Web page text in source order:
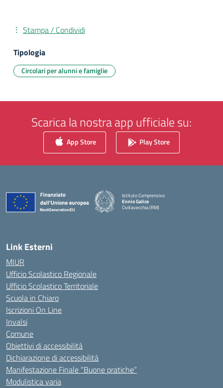
Stampa / Condividi
Tipologia
Circolari per alunni e famiglie
Scarica la nostra app ufficiale su:
App Store Play Store
Istituto Comprensivo
Ennio Galice
Civitavecchia (RM)
Link Esterni
MIUR
Ufficio Scolastico Regionale
Ufficio Scolastico Territoriale
Scuola in Chiaro
Iscrizioni On Line
Invalsi
Comune
Obiettivi di accessibilità
Dichiarazione di accessibilità
Manifestazione Finale “Buone pratiche”
Modulistica varia